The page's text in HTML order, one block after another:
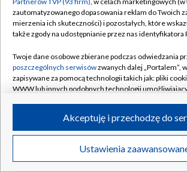
Centrum informacji TVP
Naziemna Telewizja Cyfrowa
Rada Programowa
System NOS
Informacje o nadawcy
Program dla prasy
Ogłoszenie przetargowe
Moje zgody
Pomoc
Kontakt
Kanały
©2026 Telewizja Polska S.A. w
zautomatyzowanego dopasowania reklam do Twoich
mierzenia ich skuteczności) i pozostałych, które
także zgody na udostępnianie przez nas identyfikatora
Twoje dane osobowe zbierane podczas odwiedzania
poszczególnych serwisówzwanych dalej „Portalem”,
zapisywane za pomocą technologii takich jak: pliki
WWW lub innych podobnych technologii
ruchu w Internecie.
Twoje dane osobowe zbierane podczas odwiedzania
poszczególnych serwisówna Portalu, takie jak adresy
Ustawienia
Akceptuję i przechodzę do